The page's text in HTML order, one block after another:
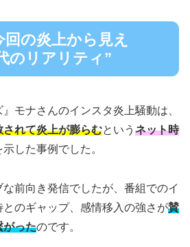
の炎上から見え
のリアリティ”
』モナさんのインスタ炎上騒動は、
れて炎上が膨らむという ネット時
示した事例でした。
前向き発信でしたが、番組でのイ
とのギャップ、感情移入の強さが賛
がったのです。